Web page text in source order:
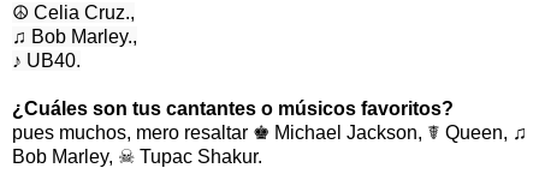
☮ Celia Cruz.,
♫ Bob Marley.,
♪ UB40.
¿Cuáles son tus cantantes o músicos favoritos?
pues muchos, mero resaltar ♚ Michael Jackson, ☤ Queen, ♫
Bob Marley, ☠ Tupac Shakur.